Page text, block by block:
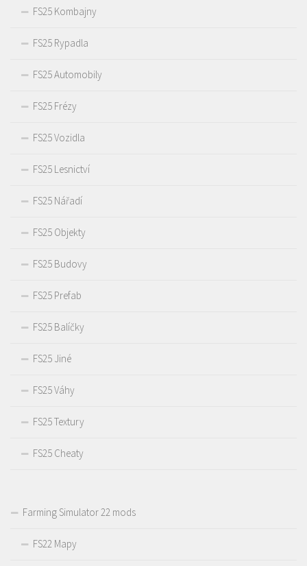
FS25 Kombajny
FS25 Rypadla
FS25 Automobily
FS25 Frézy
FS25 Vozidla
FS25 Lesnictví
FS25 Nářadí
FS25 Objekty
FS25 Budovy
FS25 Prefab
FS25 Balíčky
FS25 Jiné
FS25 Váhy
FS25 Textury
FS25 Cheaty
Farming Simulator 22 mods
FS22 Mapy